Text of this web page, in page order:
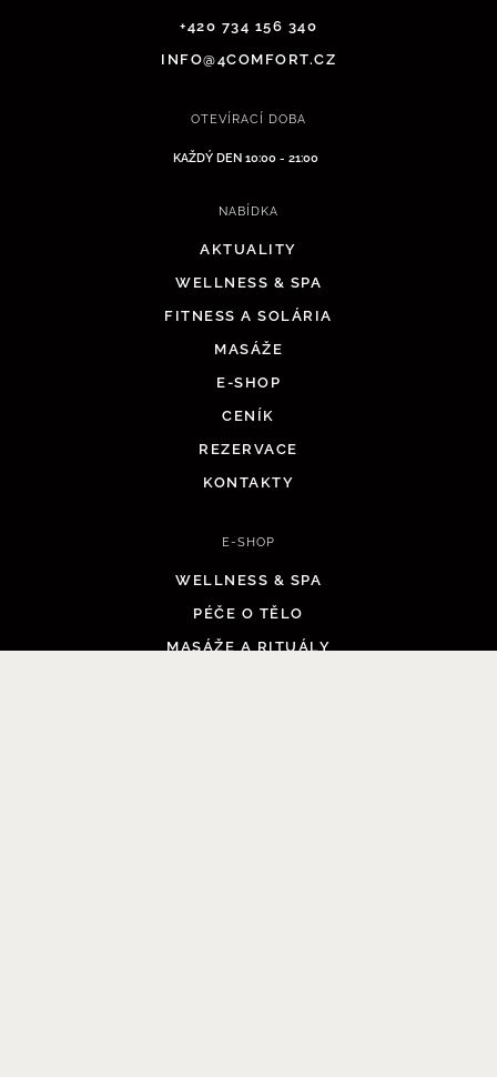
+420 734 156 340
INFO@4COMFORT.CZ
OTEVÍRACÍ DOBA
KAŽDÝ DEN 10:00 - 21:00
NABÍDKA
AKTUALITY
WELLNESS & SPA
FITNESS A SOLÁRIA
MASÁŽE
E-SHOP
CENÍK
REZERVACE
KONTAKTY
E-SHOP
WELLNESS & SPA
PÉČE O TĚLO
MASÁŽE A RITUÁLY